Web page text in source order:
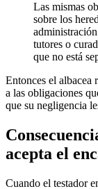
Las mismas
sobre los
tutores o
que no está
Entonces el albacea
a las obligaciones
que su negligencia
acepta el
Cuando el testador